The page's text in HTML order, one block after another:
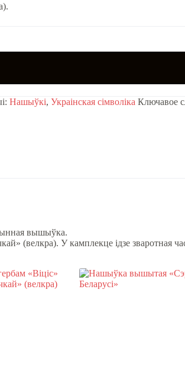
Нашыўкі, Украінская сімволіка Ключавое
вышыўка.
(велкра). У камплекце ідзе зваротная